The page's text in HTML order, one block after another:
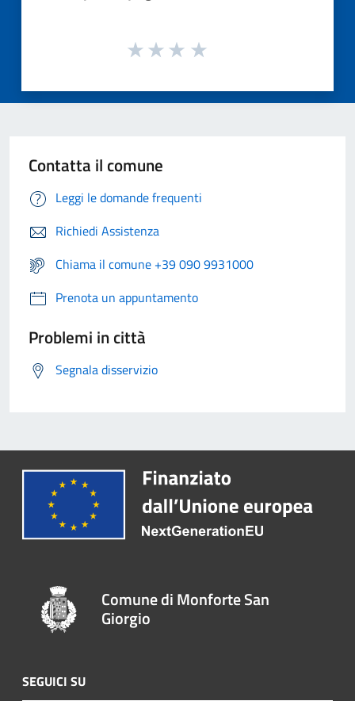
Contatta il comune
Leggi le domande frequenti
Richiedi Assistenza
Chiama il comune +39 090 9931000
Prenota un appuntamento
Problemi in città
Segnala disservizio
Comune di Monforte San
Giorgio
SEGUICI SU